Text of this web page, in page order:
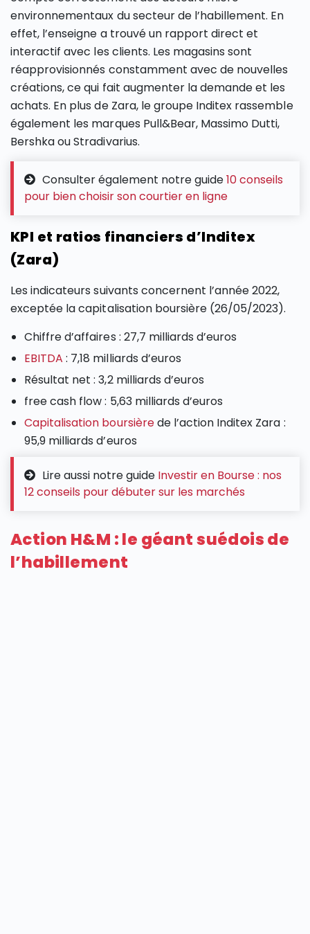
environnementaux du secteur de l’habillement. En
effet, l’enseigne a trouvé un rapport direct et
interactif avec les clients. Les magasins sont
réapprovisionnés constamment avec de nouvelles
créations, ce qui fait augmenter la demande et les
achats. En plus de Zara, le groupe Inditex rassemble
également les marques Pull&Bear, Massimo Dutti,
Bershka ou Stradivarius.
Consulter également notre guide10 conseils
pour bien choisir son courtier en ligne
KPI et ratios financiers d’Inditex
(Zara)
Les indicateurs suivants concernent l’année 2022,
exceptée la capitalisation boursière (26/05/2023).
Chiffre d’affaires : 27,7 milliards d’euros
EBITDA : 7,18 milliards d’euros
Résultat net : 3,2 milliards d’euros
free cash flow : 5,63 milliards d’euros
Capitalisation boursièrede l’action Inditex Zara :
95,9 milliards d’euros
Lire aussi notre guide Investir en Bourse : nos
12 conseils pour débuter sur les marchés
Action H&M : le géant suédois de
l’habillement